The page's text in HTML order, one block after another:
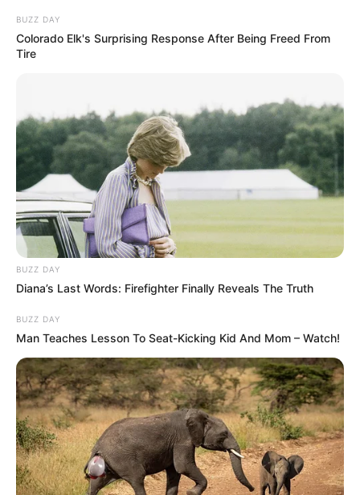
“A feleségem elment egy kicsit szórakozni a barátaival, tehát én
randiztam egy hercegnővel.”